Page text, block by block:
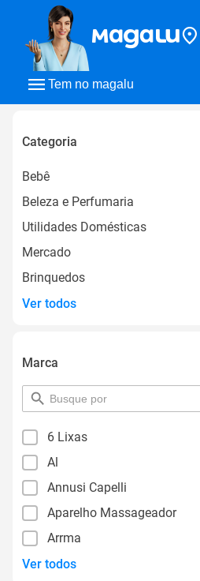
Tem no magalu
Categoria
Bebê
Beleza e Perfumaria
Utilidades Domésticas
Mercado
Brinquedos
Ver todos
Marca
pesquisar
por
6 Lixas
Al
Annusi Capelli
Aparelho Massageador
Arrma
Ver todos